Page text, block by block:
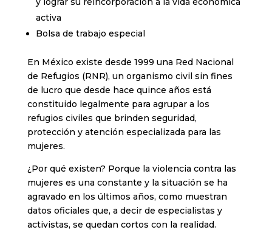
activa
Bolsa de trabajo especial
En México existe desde 1999 una Red Nacional
de Refugios (RNR), un organismo civil sin fines
de lucro que desde hace quince años está
constituido legalmente para agrupar a los
refugios civiles que brinden seguridad,
protección y atención especializada para las
mujeres.
¿Por qué existen? Porque la violencia contra las
mujeres es una constante y la situación se ha
agravado en los últimos años, como muestran
datos oficiales que, a decir de especialistas y
activistas, se quedan cortos con la realidad.